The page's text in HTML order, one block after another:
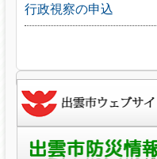
行政視察の申込